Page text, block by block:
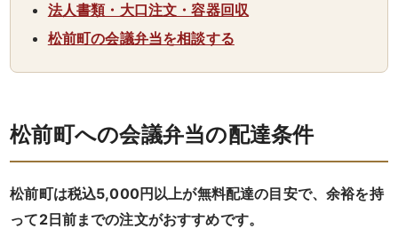
ド
商
一
覧
法人書類・大口注文・容器回収
松前町の会議弁当を相談する
松前町への会議弁当の配達条件
松前町は税込5,000円以上が無料配達の目安で、余裕を持
って2日前までの注文がおすすめです。